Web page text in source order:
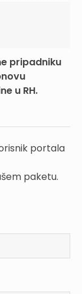
pripadniku
u RH.
portala
paketu.